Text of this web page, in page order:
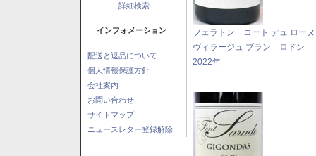
詳細検索
インフォメーション
配送と返品について
個人情報保護方針
会社案内
お問い合わせ
サイトマップ
ニュースレター登録解除
フェラトン コート デュ ロー
ヴィラージュ ブラン ロドン
2022年